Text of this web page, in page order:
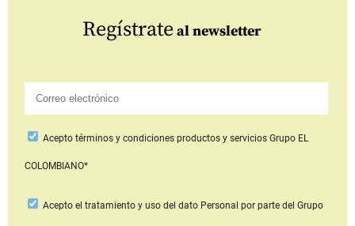
Regístrate al newsletter
Aceptotérminos y condiciones productos y serviciosGrupo EL
COLOMBIANO*
Acepto el tratamiento y uso del dato Personal por parte del Grupo